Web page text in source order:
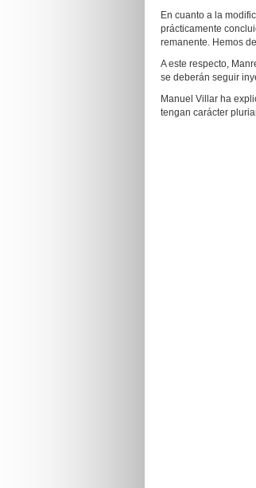
En cuanto a la
prácticamente
remanente. Hemos
A este respecto,
se deberán seguir
Manuel Villar ha
tengan carácter